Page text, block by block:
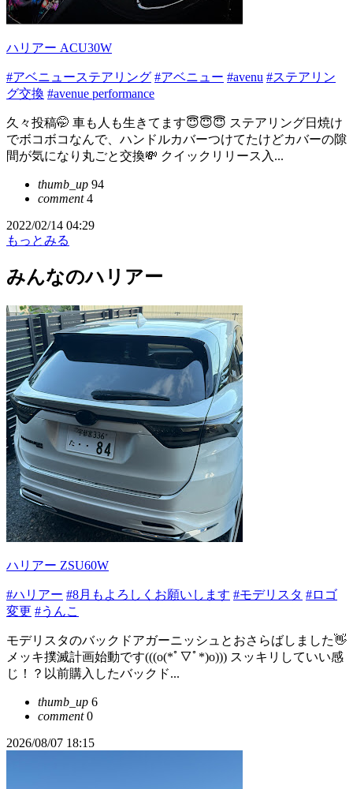
ハリアー ACU30W
#アベニューステアリング #アベニュー #avenu #ステアリン
グ交換 #avenue performance
久々投稿🤭 車も人も生きてます😇😇😇 ステアリング日焼け
でボコボコなんで、ハンドルカバーつけてたけどカバーの隙
間が気になり丸ごと交換💸 クイックリリース入...
thumb_up 94
comment4
2022/02/14 04:29
もっとみる
みんなのハリアー
ハリアー ZSU60W
#ハリアー #8月もよろしくお願いします #モデリスタ #ロゴ
変更 #うんこ
モデリスタのバックドアガーニッシュとおさらばしました👋
メッキ撲滅計画始動です(((o(*ﾟ▽ﾟ*)o))) スッキリしていい感
じ！？以前購入したバックド...
thumb_up 6
comment0
2026/08/07 18:15